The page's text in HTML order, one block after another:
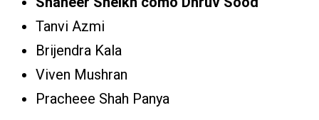
Tanvi Azmi
Brijendra Kala
Viven Mushran
Pracheee Shah Panya